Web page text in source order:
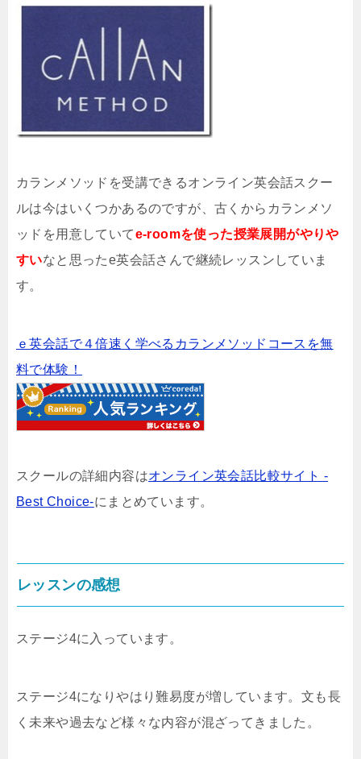
カランメソッドを受講できるオンライン英会話スクー
ルは今はいくつかあるのですが、古くからカランメソ
ッドを用意していてe-roomを使った授業展開がやりや
すいなと思ったe英会話さんで継続レッスンしていま
す。
ｅ英会話で４倍速く学べるカランメソッドコースを無
料で体験！
スクールの詳細内容はオンライン英会話比較サイト -
Best Choice-にまとめています。
レッスンの感想
ステージ4に入っています。
ステージ4になりやはり難易度が増しています。文も長
く未来や過去など様々な内容が混ざってきました。